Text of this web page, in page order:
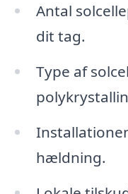
Antal
dit tag.
Type af
hældning.